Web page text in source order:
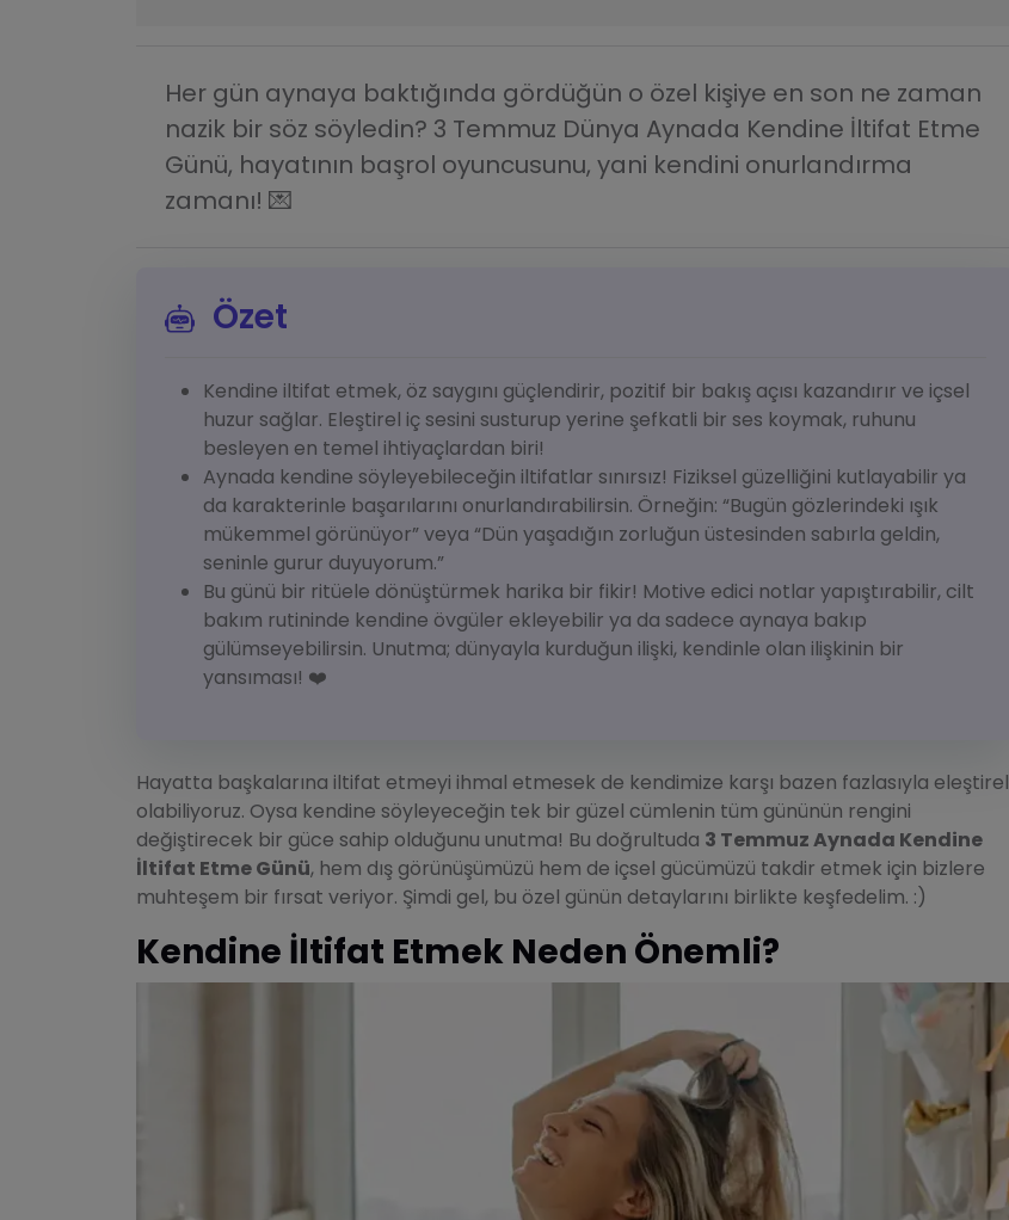
Her gün aynaya baktığında gördüğün o özel kişiye en son ne zaman
nazik bir söz söyledin? 3 Temmuz Dünya Aynada Kendine İltifat Etme
Günü, hayatının başrol oyuncusunu, yani kendini onurlandırma
zamanı! 💌
Özet
Kendine iltifat etmek, öz saygını güçlendirir, pozitif bir bakış açısı kazandırır ve içsel
huzur sağlar. Eleştirel iç sesini susturup yerine şefkatli bir ses koymak, ruhunu
besleyen en temel ihtiyaçlardan biri!
Aynada kendine söyleyebileceğin iltifatlar sınırsız! Fiziksel güzelliğini kutlayabilir ya
da karakterinle başarılarını onurlandırabilirsin. Örneğin: “Bugün gözlerindeki ışık
mükemmel görünüyor” veya “Dün yaşadığın zorluğun üstesinden sabırla geldin,
seninle gurur duyuyorum.”
Bu günü bir ritüele dönüştürmek harika bir fikir! Motive edici notlar yapıştırabilir, cilt
bakım rutininde kendine övgüler ekleyebilir ya da sadece aynaya bakıp
gülümseyebilirsin. Unutma; dünyayla kurduğun ilişki, kendinle olan ilişkinin bir
yansıması! ❤️
Hayatta başkalarına iltifat etmeyi ihmal etmesek de kendimize karşı bazen fazlasıyla eleştirel
olabiliyoruz. Oysa kendine söyleyeceğin tek bir güzel cümlenin tüm gününün rengini
değiştirecek bir güce sahip olduğunu unutma! Bu doğrultuda 3 Temmuz Aynada Kendine
İltifat Etme Günü, hem dış görünüşümüzü hem de içsel gücümüzü takdir etmek için bizlere
muhteşem bir fırsat veriyor. Şimdi gel, bu özel günün detaylarını birlikte keşfedelim. :)
Kendine İltifat Etmek Neden Önemli?